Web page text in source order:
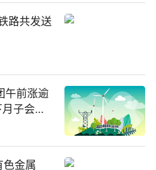
路共发送
午前涨逾
子会所
金属